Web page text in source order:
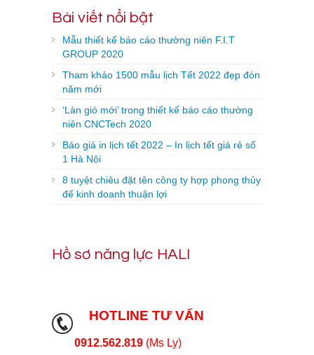
Bài viết nổi bật
Mẫu thiết kế báo cáo thường niên F.I.T
GROUP 2020
Tham khảo 1500 mẫu lịch Tết 2022 đẹp đón
năm mới
‘Làn gió mới’ trong thiết kế báo cáo thường
niên CNCTech 2020
Báo giá in lịch tết 2022 – In lịch tết giá rẻ số
1 Hà Nội
8 tuyệt chiêu đặt tên công ty hợp phong thủy
để kinh doanh thuận lợi
Hồ sơ năng lực HALI
HOTLINE TƯ VẤN
0912.562.819 (Ms Ly)